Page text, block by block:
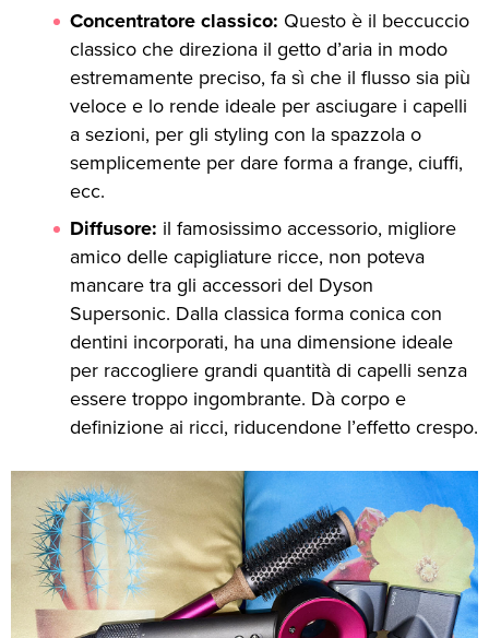
Concentratore classico: Questo è il beccuccio
classico che direziona il getto d’aria in modo
estremamente preciso, fa sì che il flusso sia più
veloce e lo rende ideale per asciugare i capelli
a sezioni, per gli styling con la spazzola o
semplicemente per dare forma a frange, ciuffi,
ecc.
Diffusore: il famosissimo accessorio, migliore
amico delle capigliature ricce, non poteva
mancare tra gli accessori del Dyson
Supersonic. Dalla classica forma conica con
dentini incorporati, ha una dimensione ideale
per raccogliere grandi quantità di capelli senza
essere troppo ingombrante. Dà corpo e
definizione ai ricci, riducendone l’effetto crespo.